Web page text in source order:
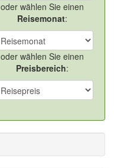
oder wählen Sie einen
Reisemonat:
oder wählen Sie einen
Preisbereich: